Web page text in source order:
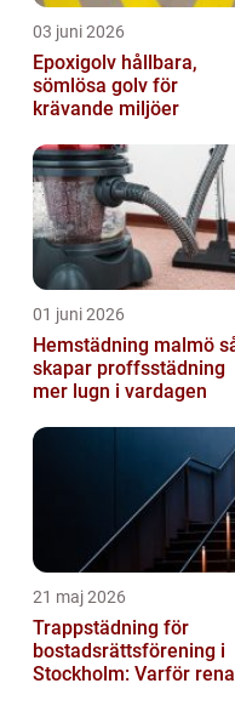
03 juni 2026
Epoxigolv hållbara,
sömlösa golv för
krävande miljöer
01 juni 2026
Hemstädning malmö så
skapar proffsstädning
mer lugn i vardagen
21 maj 2026
Trappstädning för
bostadsrättsförening i
Stockholm: Varför rena